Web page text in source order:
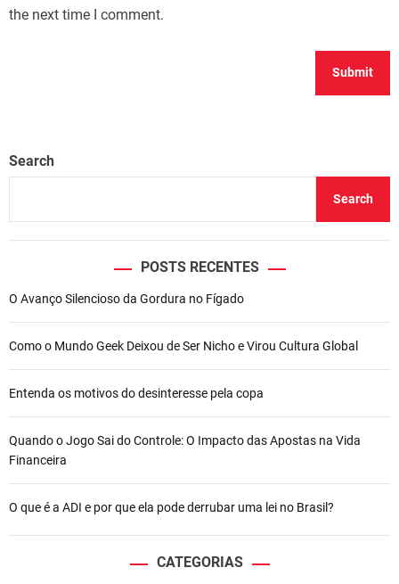
the next time I comment.
Search
Search
POSTS RECENTES
O Avanço Silencioso da Gordura no Fígado
Como o Mundo Geek Deixou de Ser Nicho e Virou Cultura Global
Entenda os motivos do desinteresse pela copa
Quando o Jogo Sai do Controle: O Impacto das Apostas na Vida
Financeira
O que é a ADI e por que ela pode derrubar uma lei no Brasil?
CATEGORIAS